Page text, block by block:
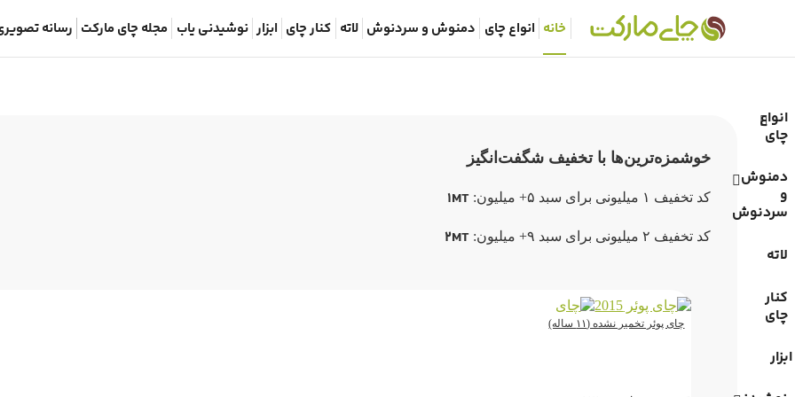
خانه انواع چای دمنوش و سردنوش لاته کنار چای ابزار نوشیدنی یاب مجله چای مارکت رسانه
انواع
چای
دمنوش
و
سردنوش
لاته
کنار
چای
ابزار
خوشمزه‌ترین‌ها با تخفیف شگفت‌انگیز
کد تخفیف ۱ میلیونی برای سبد ۵+ میلیون: 1MT
کد تخفیف ۲ میلیونی برای سبد ۹+ میلیون: 2MT
چای پوئر تخمیر نشده (۱۱ ساله)